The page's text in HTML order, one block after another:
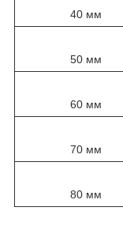
40 мм
50 мм
60 мм
70 мм
80 мм